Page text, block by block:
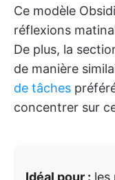
Ce modèle
réflexions
De plus, la
de manière
de tâches
concentrer sur
Idéal pour : les